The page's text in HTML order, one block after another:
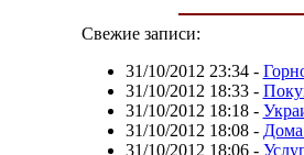
Свежие записи:
31/10/2012 23:34-
31/10/2012 18:33-
31/10/2012 18:18-
31/10/2012 18:08- Дома
31/10/2012 18:06-